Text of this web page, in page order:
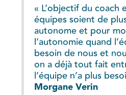
« L’objectif du coach
équipes soient de
autonome et pour
l’autonomie quand
besoin de nous et
on a déjà tout fait
l’équipe n’a plus
Morgane Verin